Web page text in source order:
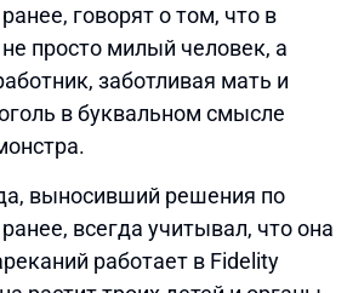
говорят о том, что в
просто милый человек, а
заботливая мать и
в буквальном смысле
выносивший решения по
всегда учитывал, что она
работает в Fidelity